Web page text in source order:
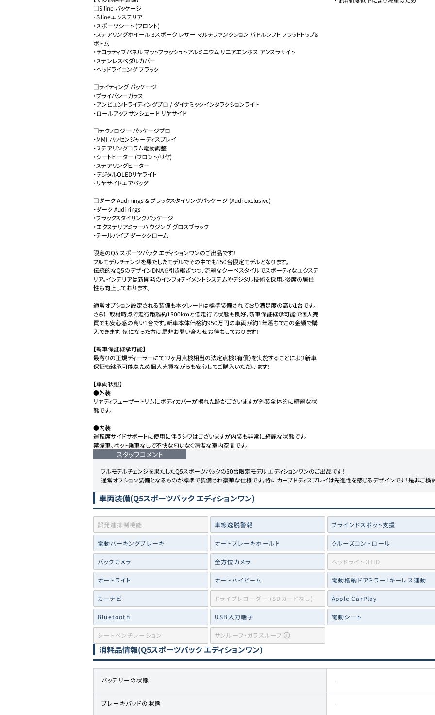
□S line パッケージ
・S lineエクステリア
・スポーツシート (フロント)
・ステアリングホイール 3スポーク レザー マルチファンクション パドルシフト フラットトップ&
ボトム
・デコラティブパネル マットブラッシュトアルミニウム リニアエンボス アンスラサイト
・ステンレスペダルカバー
・ヘッドライニング ブラック
□ライティング パッケージ
・プライバシーガラス
・アンビエントライティングプロ / ダイナミックインタラクションライト
・ロールアップサンシェード リヤサイド
□テクノロジー パッケージプロ
・MMI パッセンジャーディスプレイ
・ステアリングコラム電動調整
・シートヒーター (フロント/リヤ)
・ステアリングヒーター
・デジタルOLEDリヤライト
・リヤサイドエアバッグ
□ダーク Audi rings & ブラックスタイリングパッケージ (Audi exclusive)
・ダーク Audi rings
・ブラックスタイリングパッケージ
・エクステリアミラーハウジング グロスブラック
・テールパイプ ダーククローム
限定のQ5 スポーツバック エディションワンのご出品です！
フルモデルチェンジを果たしたモデルでその中でも150台限定モデルとなります。
伝統的なQ5のデザインDNAを引き継ぎつつ、流麗なクーペスタイルでスポーティなエクステ
リア。インテリアは新開発のインフォテイメントシステムやデジタル技術を採用。後席の居住
性も向上しております。
通常オプション設定される装備も本グレードは標準装備されており満足度の高い1台です。
さらに取材時点で走行距離約1500kmと低走行で状態も良好。新車保証継承可能で個人売
買でも安心感の高い1台です。新車本体価格約950万円の車両が約1年落ちでこの金額で購
入できます。気になった方は是非お問い合わせお待ちしております！
【新車保証継承可能】
最寄りの正規ディーラーにて12ヶ月点検相当の法定点検（有償）を実施することにより新車
保証も継承可能なため個人売買ながらも安心してご購入いただけます！
【車両状態】
●外装
リヤディフューザートリムにボディカバーが擦れた跡がございますが外装全体的に綺麗な状
態です。
●内装
運転席サイドサポートに使用に伴うシワはございますが内装も非常に綺麗な状態です。
スタッフコメント
フルモデルチェンジを果たしたQ5スポーツバックの50台限定モデル エディションワンのご出品です！
通常オプション装備となるものが標準で装備され豪華な仕様です。特にカーブドディスプレイは先進性を感じるデザインです！是非ご検討
車両装備(Q5スポーツバック エディションワン)
誤発進抑制機能 車線逸脱警報 ブラインドスポット支援
電動パーキングブレーキ オートブレーキホールド クルーズコントロール
バックカメラ 全方位カメラ ヘッドライト：HID
オートライト オートハイビーム 電動格納ドアミラー：キーレス連動
カーナビ ドライブレコーダー (SDカードなし) Apple CarPlay
Bluetooth USB入力端子 電動シート
シートベンチレーション サンルーフ・ガラスルーフ
消耗品情報(Q5スポーツバック エディションワン)
バッテリーの状態 -
ブレーキパッドの状態 -